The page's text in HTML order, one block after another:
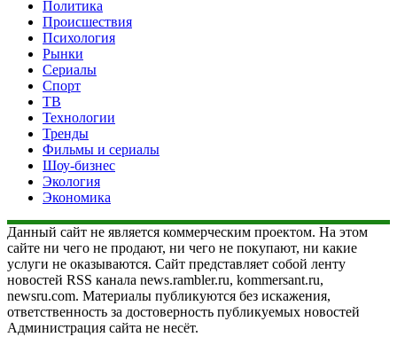
Политика
Происшествия
Психология
Рынки
Сериалы
Спорт
ТВ
Технологии
Тренды
Фильмы и сериалы
Шоу-бизнес
Экология
Экономика
Данный сайт не является коммерческим проектом. На этом
сайте ни чего не продают, ни чего не покупают, ни какие
услуги не оказываются. Сайт представляет собой ленту
новостей RSS канала news.rambler.ru, kommersant.ru,
newsru.com. Материалы публикуются без искажения,
ответственность за достоверность публикуемых новостей
Администрация сайта не несёт.